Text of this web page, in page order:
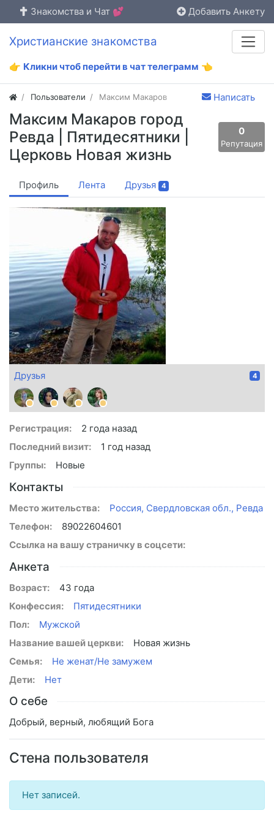
Знакомства и Чат 💕 Добавить Анкету
Христианские знакомства
👉 Кликни чтоб перейти в чат телеграмм 👈
Пользователи Максим Макаров Написать
Максим Макаров город
Ревда | Пятидесятники |
Церковь Новая жизнь
0
Репутация
Профиль Лента Друзья 4
Друзья 4
Регистрация:
2 года назад
Последний визит:
1 год назад
Группы:
Новые
Контакты
Место жительства:
Россия, Свердловская обл., Ревда
Телефон:
89022604601
Ссылка на вашу страничку в соцсети:
Анкета
Возраст:
43 года
Конфессия:
Пятидесятники
Пол:
Мужской
Название вашей церкви:
Новая жизнь
Семья:
Не женат/Не замужем
Дети:
Нет
О себе
Добрый, верный, любящий Бога
Стена пользователя
Нет записей.